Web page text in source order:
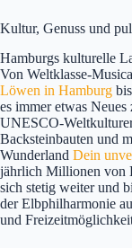
Kultur, Genuss und
Hamburgs kulturelle
Von Weltklasse-
Löwen in Hamburg
es immer etwas
UNESCO-
Backsteinbauten und
Wunderland Dein
jährlich Millionen von
sich stetig weiter und
der Elbphilharmonie
und